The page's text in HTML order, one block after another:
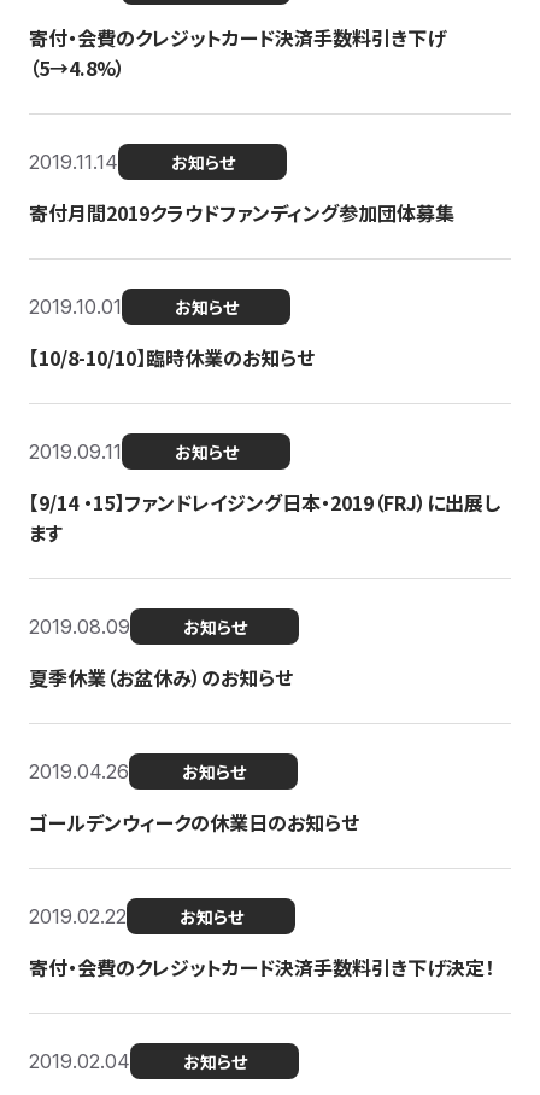
寄付・会費のクレジットカード決済手数料引き下げ
（5→4.8%）
2019.11.14 お知らせ
寄付月間2019クラウドファンディング参加団体募集
2019.10.01 お知らせ
【10/8-10/10】臨時休業のお知らせ
2019.09.11 お知らせ
【9/14 ・15】ファンドレイジング日本・2019（FRJ）に出展し
ます
2019.08.09 お知らせ
夏季休業（お盆休み）のお知らせ
2019.04.26 お知らせ
ゴールデンウィークの休業日のお知らせ
2019.02.22 お知らせ
寄付・会費のクレジットカード決済手数料引き下げ決定！
2019.02.04 お知らせ